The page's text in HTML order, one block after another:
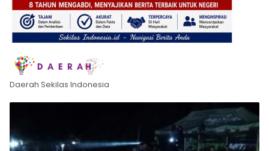
Daerah Sekilas Indonesia